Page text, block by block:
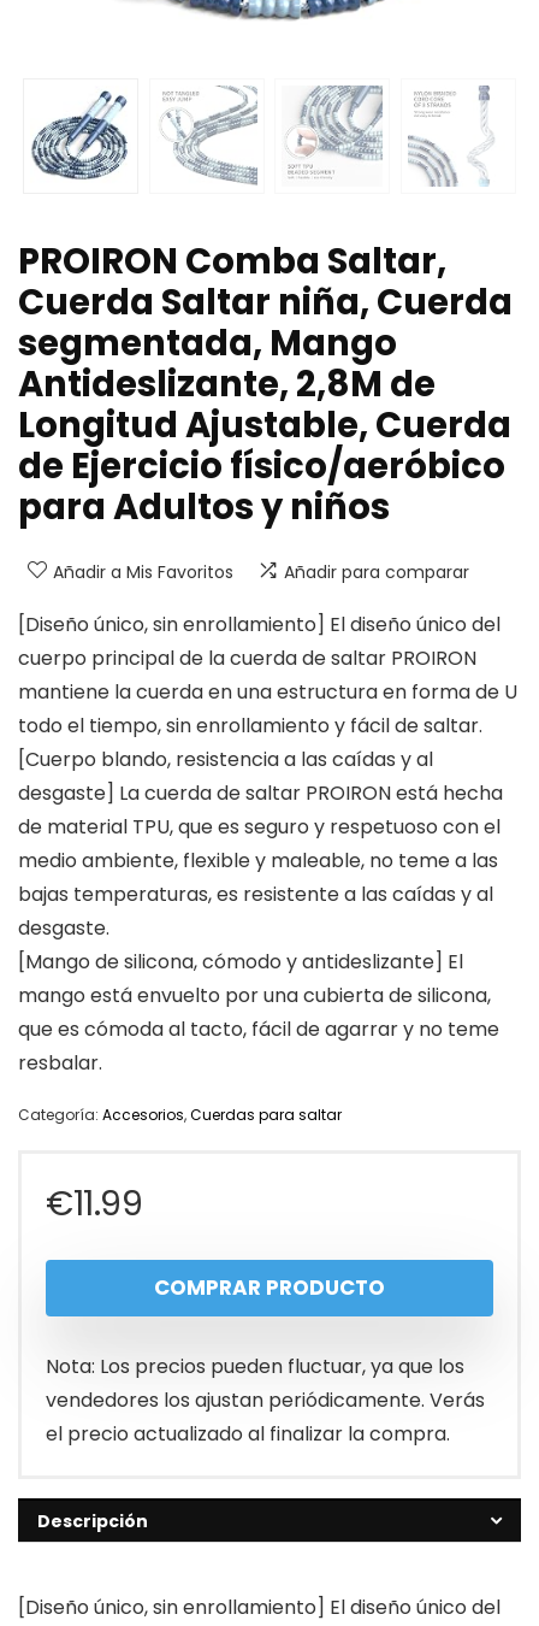
PROIRON Comba Saltar,
Cuerda Saltar niña, Cuerda
segmentada, Mango
Antideslizante, 2,8M de
Longitud Ajustable, Cuerda
de Ejercicio físico/aeróbico
para Adultos y niños
Añadir a Mis Favoritos Añadir para comparar
[Diseño único, sin enrollamiento] El diseño único del
cuerpo principal de la cuerda de saltar PROIRON
mantiene la cuerda en una estructura en forma de U
todo el tiempo, sin enrollamiento y fácil de saltar.
[Cuerpo blando, resistencia a las caídas y al
desgaste] La cuerda de saltar PROIRON está hecha
de material TPU, que es seguro y respetuoso con el
medio ambiente, flexible y maleable, no teme a las
bajas temperaturas, es resistente a las caídas y al
desgaste.
[Mango de silicona, cómodo y antideslizante] El
mango está envuelto por una cubierta de silicona,
que es cómoda al tacto, fácil de agarrar y no teme
resbalar.
Categoría: Accesorios,Cuerdas para saltar
€11.99
COMPRAR PRODUCTO
Nota: Los precios pueden fluctuar, ya que los
vendedores los ajustan periódicamente. Verás
el precio actualizado al finalizar la compra.
Descripción
[Diseño único, sin enrollamiento] El diseño único del